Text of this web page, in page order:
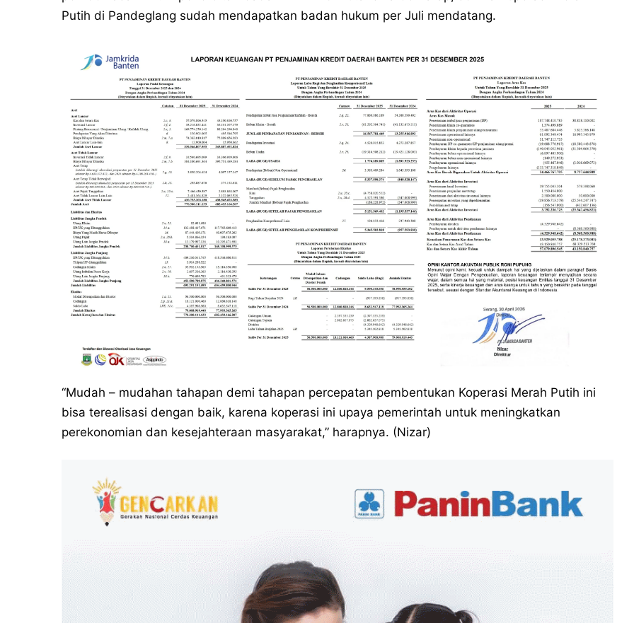
Putih di Pandeglang sudah mendapatkan badan hukum per Juli mendatang.
“Mudah – mudahan tahapan demi tahapan percepatan pembentukan Koperasi Merah Putih ini
bisa terealisasi dengan baik, karena koperasi ini upaya pemerintah untuk meningkatkan
perekonomian dan kesejahteraan masyarakat,” harapnya. (Nizar)